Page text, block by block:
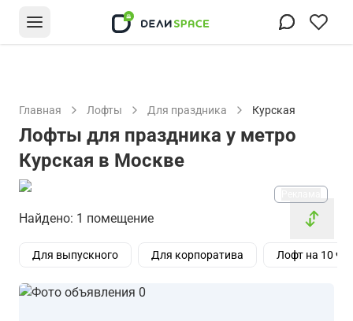
Главная Лофты Для праздника Курская
Лофты для праздника у метро
Курская в Москве
Найдено: 1 помещение
Для выпускного Для корпоратива Лофт на 10